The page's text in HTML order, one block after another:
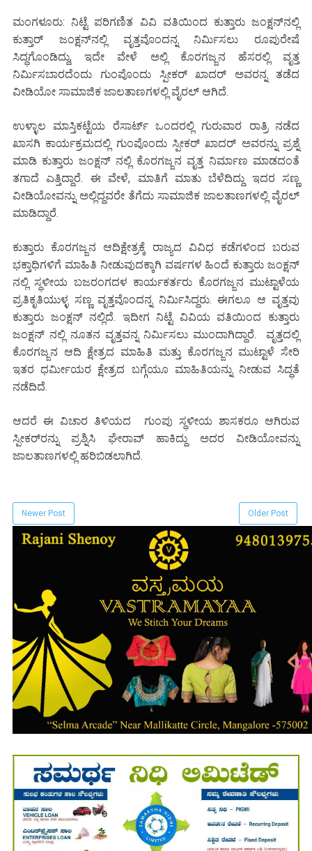
ಮಂಗಳೂರು: ನಿಟ್ಟೆ ಪರಿಗಣಿತ ವಿವಿ ವತಿಯಿಂದ ಕುತ್ತಾರು ಜಂಕ್ಷನ್‌ನಲ್ಲಿ
ಕುತ್ತಾರ್ ಜಂಕ್ಷನ್‌ನಲ್ಲಿ ವೃತ್ತವೊಂದನ್ನ ನಿರ್ಮಿಸಲು ರೂಪುರೇಷೆ
ಸಿದ್ಧಗೊಂಡಿದ್ದು, ಇದೇ ವೇಳೆ ಅಲ್ಲಿ ಕೊರಗಜ್ಜನ ಹೆಸರಲ್ಲಿ ವೃತ್ತ
ನಿರ್ಮಿಸಬಾರದೆಂದು ಗುಂಪೊಂದು ಸ್ಪೀಕರ್ ಖಾದರ್ ಅವರನ್ನ ತಡೆದ
ವೀಡಿಯೋ ಸಾಮಾಜಿಕ ಜಾಲತಾಣಗಳಲ್ಲಿ ವೈರಲ್ ಆಗಿದೆ.
ಉಳ್ಳಾಲ ಮಾಸ್ತಿಕಟ್ಟೆಯ ರೆಸಾರ್ಟ್ ಒಂದರಲ್ಲಿ ಗುರುವಾರ ರಾತ್ರಿ ನಡೆದ
ಖಾಸಗಿ ಕಾರ್ಯಕ್ರಮದಲ್ಲಿ ಗುಂಪೊಂದು ಸ್ಪೀಕರ್ ಖಾದರ್ ಅವರನ್ನು ಪ್ರಶ್ನೆ
ಮಾಡಿ ಕುತ್ತಾರು ಜಂಕ್ಷನ್ ನಲ್ಲಿ ಕೊರಗಜ್ಜನ ವೃತ್ತ ನಿರ್ಮಾಣ ಮಾಡದಂತೆ
ತಗಾದೆ ಎತ್ತಿದ್ದಾರೆ. ಈ ವೇಳೆ, ಮಾತಿಗೆ ಮಾತು ಬೆಳೆದಿದ್ದು ಇದರ ಸಣ್ಣ
ವೀಡಿಯೋವನ್ನು ಅಲ್ಲಿದ್ದವರೇ ತೆಗೆದು ಸಾಮಾಜಿಕ ಜಾಲತಾಣಗಳಲ್ಲಿ ವೈರಲ್
ಮಾಡಿದ್ದಾರೆ.
ಕುತ್ತಾರು ಕೊರಗಜ್ಜನ ಆದಿಕ್ಷೇತ್ರಕ್ಕೆ ರಾಜ್ಯದ ವಿವಿಧ ಕಡೆಗಳಿಂದ ಬರುವ
ಭಕ್ತಾಧಿಗಳಿಗೆ ಮಾಹಿತಿ ನೀಡುವುದಕ್ಕಾಗಿ ವರ್ಷಗಳ ಹಿಂದೆ ಕುತ್ತಾರು ಜಂಕ್ಷನ್
ನಲ್ಲಿ ಸ್ಥಳೀಯ ಬಜರಂಗದಳ ಕಾರ್ಯಕರ್ತರು ಕೊರಗಜ್ಜನ ಮುಟ್ಟಾಳೆಯ
ಪ್ರತಿಕೃತಿಯುಳ್ಳ ಸಣ್ಣ ವೃತ್ತವೊಂದನ್ನ ನಿರ್ಮಿಸಿದ್ದರು. ಈಗಲೂ ಆ ವೃತ್ತವು
ಕುತ್ತಾರು ಜಂಕ್ಷನ್ ನಲ್ಲಿದೆ. ಇದೀಗ ನಿಟ್ಟೆ ವಿವಿಯ ವತಿಯಿಂದ ಕುತ್ತಾರು
ಜಂಕ್ಷನ್ ನಲ್ಲಿ ನೂತನ ವೃತ್ತವನ್ನ ನಿರ್ಮಿಸಲು ಮುಂದಾಗಿದ್ದಾರೆ. ವೃತ್ತದಲ್ಲಿ
ಕೊರಗಜ್ಜನ ಆದಿ ಕ್ಷೇತ್ರದ ಮಾಹಿತಿ ಮತ್ತು ಕೊರಗಜ್ಜನ ಮುಟ್ಟಾಳೆ ಸೇರಿ
ಇತರ ಧರ್ಮೀಯರ ಕ್ಷೇತ್ರದ ಬಗ್ಗೆಯೂ ಮಾಹಿತಿಯನ್ನು ನೀಡುವ ಸಿದ್ಧತೆ
ನಡೆದಿದೆ.
ಆದರೆ ಈ ವಿಚಾರ ತಿಳಿಯದ ಗುಂಪು ಸ್ಥಳೀಯ ಶಾಸಕರೂ ಆಗಿರುವ
ಸ್ಪೀಕರ್‌ರನ್ನು ಪ್ರಶ್ನಿಸಿ ಘೇರಾವ್ ಹಾಕಿದ್ದು ಅದರ ವೀಡಿಯೋವನ್ನು
ಜಾಲತಾಣಗಳಲ್ಲಿ ಹರಿಬಿಡಲಾಗಿದೆ.
Newer Post Older Post